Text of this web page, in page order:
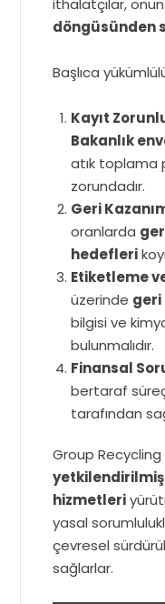
ithalatçılar, onun
döngüsünden
Başlıca
Kayıt
Bakanlık
atık toplama
zorundadır.
Geri
oranlarda
hedefleri
Etiketleme
üzerinde geri
bilgisi ve
bulunmalıdır.
Finansal
bertaraf
tarafından
Group
hizmetleri
yasal
çevresel
sağlarlar.